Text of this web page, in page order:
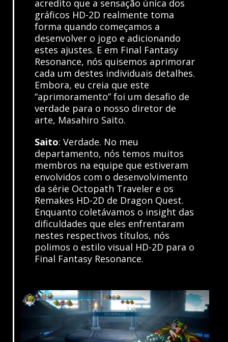
acredito que a sensação única dos
gráficos HD-2D realmente toma
forma quando começamos a
desenvolver o jogo e adicionando
estes ajustes. E em Final Fantasy
Resonance, nós quisemos aprimorar
cada um destes individuais detalhes.
Embora, eu creia que este
“aprimoramento” foi um desafio de
verdade para o nosso diretor de
arte, Masahiro Saito.
Saito: Verdade. No meu
departamento, nós temos muitos
membros na equipe que estiveram
envolvidos com o desenvolvimento
da série Octopath Traveler e os
Remakes HD-2D de Dragon Quest.
Enquanto coletávamos o insight das
dificuldades que eles enfrentaram
nestes respectivos títulos, nós
polimos o estilo visual HD-2D para o
Final Fantasy Resonance.